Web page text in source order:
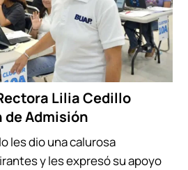
Lilia Cedillo
de Admisión
les dio una calurosa
y les expresó su apoyo